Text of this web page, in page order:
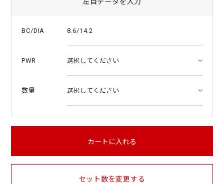
BC/DIA 8.6/14.2
PWR
数量
カートに入れる
セット数を変更する